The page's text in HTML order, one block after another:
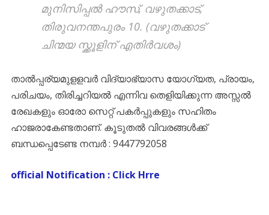
മുനിസിപ്പൽ ഹൗസ്, വഴുതക്കാട്,
തിരുവനന്തപുരം 10. (വഴുതക്കാട്
ചിന്മയ സ്ക്കൂളിന് എതിർവശം)
താൽപ്പര്യമുളളവർ വിദ്യാഭ്യാസ യോഗ്യത, പ്രായം,
പരിചയം, തിരിച്ചറിയൽ എന്നിവ തെളിയിക്കുന്ന അസ്സൽ
രേഖകളും ഓരോ സെറ്റ് പകർപ്പുകളും സഹിതം
ഹാജരാകേണ്ടതാണ്. കൂടുതൽ വിവരങ്ങൾക്ക്
ബന്ധപ്പെടേണ്ട നമ്പർ : 9447792058
official Notification : Click Hrre